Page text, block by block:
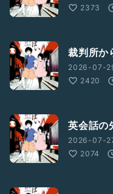
2373
裁判所か
2026-07-
2420
英会話の
2026-07-
2074